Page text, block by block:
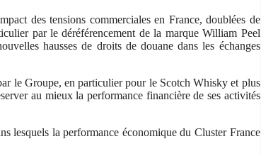
des tensions commerciales en France, doublées de
par le déréférencement de la marque William Peel
hausses de droits de douane dans les échanges
le Groupe, en particulier pour le Scotch Whisky et plus
au mieux la performance financière de ses activités
lesquels la performance économique du Cluster France